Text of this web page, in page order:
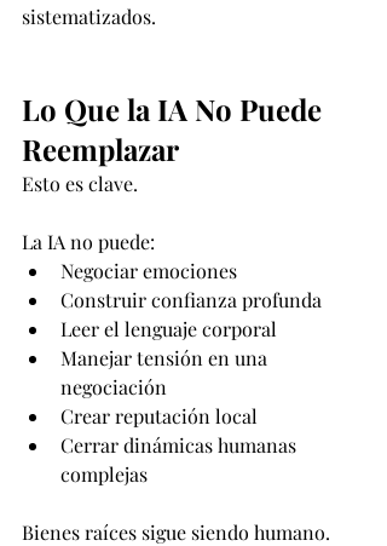
sistematizados.
Lo Que la IA No Puede
Reemplazar
Esto es clave.
La IA no puede:
Negociar emociones
Construir confianza profunda
Leer el lenguaje corporal
Manejar tensión en una
negociación
Crear reputación local
Cerrar dinámicas humanas
complejas
Bienes raíces sigue siendo humano.